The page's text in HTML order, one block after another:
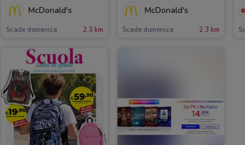
McDonald's
Scade domenica 2.3 km
McDonald's
Scade domenica 2.3 km